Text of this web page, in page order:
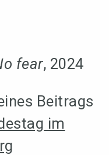
fear, 2024
Beitrags
im